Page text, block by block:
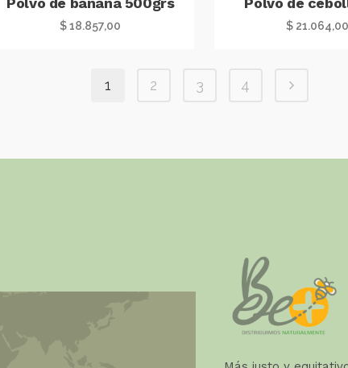
$18.857,00 $21.064,00
1 2 3 4